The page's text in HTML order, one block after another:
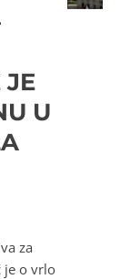
JE
U
za
je o vrlo